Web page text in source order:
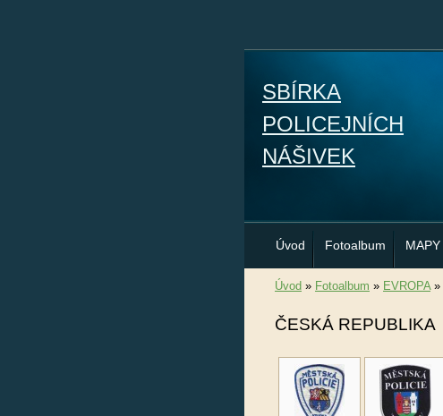
SBÍRKA
POLICEJNÍCH
NÁŠIVEK
Úvod Fotoalbum MAPY
Úvod » Fotoalbum » EVROPA»
ČESKÁ REPUBLIKA